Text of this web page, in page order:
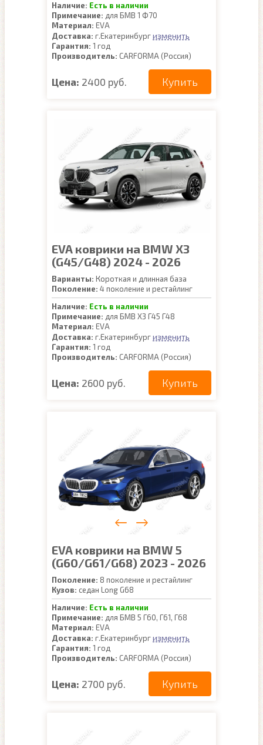
Наличие: Есть в наличии
Примечание: для БМВ 1 Ф70
Материал: EVA
Доставка: г.Екатеринбургизменить
Гарантия: 1 год
Производитель: CARFORMA (Россия)
Цена: 2400 руб. Купить
EVA коврики на BMW X3
(G45/G48) 2024 - 2026
Варианты: Короткая и длинная база
Поколение: 4 поколение и рестайлинг
Наличие: Есть в наличии
Примечание: для БМВ Х3 Г45 Г48
Материал: EVA
Доставка: г.Екатеринбургизменить
Гарантия: 1 год
Производитель: CARFORMA (Россия)
Цена: 2600 руб. Купить
EVA коврики на BMW 5
(G60/G61/G68) 2023 - 2026
Поколение: 8 поколение и рестайлинг
Кузов: седан Long G68
Наличие: Есть в наличии
Примечание: для БМВ 5 Г60, Г61, Г68
Материал: EVA
Доставка: г.Екатеринбургизменить
Гарантия: 1 год
Производитель: CARFORMA (Россия)
Цена: 2700 руб. Купить